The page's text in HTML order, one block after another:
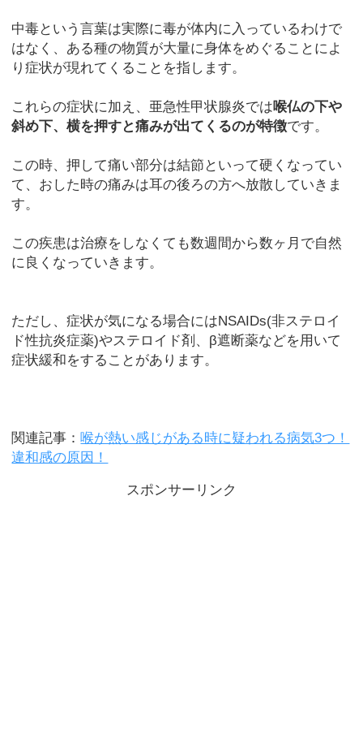
中毒という言葉は実際に毒が体内に入っているわけで
はなく、ある種の物質が大量に身体をめぐることによ
り症状が現れてくることを指します。
これらの症状に加え、亜急性甲状腺炎では喉仏の下や
斜め下、横を押すと痛みが出てくるのが特徴です。
この時、押して痛い部分は結節といって硬くなってい
て、おした時の痛みは耳の後ろの方へ放散していきま
す。
この疾患は治療をしなくても数週間から数ヶ月で自然
に良くなっていきます。
ただし、症状が気になる場合にはNSAIDs(非ステロイ
ド性抗炎症薬)やステロイド剤、β遮断薬などを用いて
症状緩和をすることがあります。
関連記事：喉が熱い感じがある時に疑われる病気3つ！
違和感の原因！
スポンサーリンク